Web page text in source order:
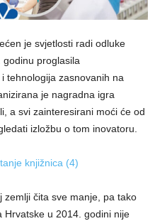
je svjetlosti radi odluke
proglasila
tehnologija zasnovanih na
je nagradna igra
a svi zainteresirani moći će od
izložbu o tom inovatoru.
zemlji čita sve manje, pa tako
Hrvatske u 2014. godini nije